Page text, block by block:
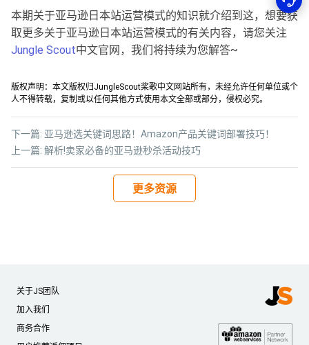
本期关于亚马逊日本站运营模式的知识就介绍到这，想要获
取更多关于亚马逊日本站运营模式的有关内容，请您关注
Jungle Scout中文官网，我们将持续为您解答~
版权声明：本文版权归JungleScout桨歌中文网站所有，未经允许任何单位或个
人不得转载，复制或以任何其他方式使用本文全部或部分，侵权必究。
上一篇: 解析!卖家必备的亚马逊秒杀活动技巧
下一篇: 亚马逊选关键词思路！Amazon产品关键词部署技巧！
更多资源
关于JS团队
加入我们
商务合作